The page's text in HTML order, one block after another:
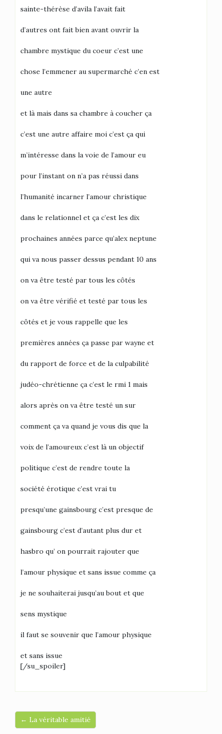
sainte-thérèse d’avila l’avait fait
d’autres ont fait bien avant ouvrir la
chambre mystique du coeur c’est une
chose l’emmener au supermarché c’en est
une autre
et là mais dans sa chambre à coucher ça
c’est une autre affaire moi c’est ça qui
m’intéresse dans la voie de l’amour eu
pour l’instant on n’a pas réussi dans
l’humanité incarner l’amour christique
dans le relationnel et ça c’est les dix
prochaines années parce qu’alex neptune
qui va nous passer dessus pendant 10 ans
on va être testé par tous les côtés
on va être vérifié et testé par tous les
côtés et je vous rappelle que les
premières années ça passe par wayne et
du rapport de force et de la culpabilité
judéo-chrétienne ça c’est le rmi 1 mais
alors après on va être testé un sur
comment ça va quand je vous dis que la
voix de l’amoureux c’est là un objectif
politique c’est de rendre toute la
société érotique c’est vrai tu
presqu’une gainsbourg c’est presque de
gainsbourg c’est d’autant plus dur et
hasbro qu’ on pourrait rajouter que
l’amour physique et sans issue comme ça
je ne souhaiterai jusqu’au bout et que
sens mystique
il faut se souvenir que l’amour physique
et sans issue
[/su_spoiler]
← La véritable amitié